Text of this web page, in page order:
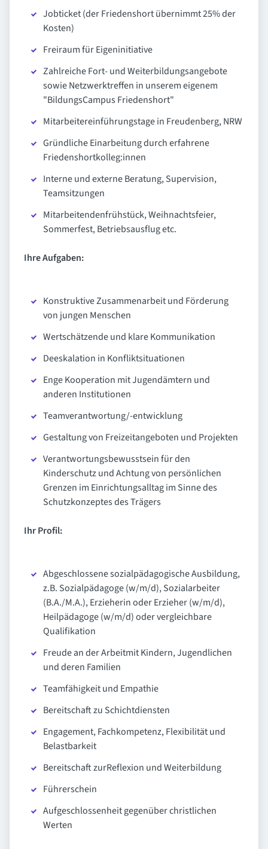
Jobticket (der Friedenshort übernimmt 25% der
Kosten)
Freiraum für Eigeninitiative
Zahlreiche Fort- und Weiterbildungsangebote
sowie Netzwerktreffen in unserem eigenem
"BildungsCampus Friedenshort"
Mitarbeitereinführungstage in Freudenberg, NRW
Gründliche Einarbeitung durch erfahrene
Friedenshortkolleg:innen
Interne und externe Beratung, Supervision,
Teamsitzungen
Mitarbeitendenfrühstück, Weihnachtsfeier,
Sommerfest, Betriebsausflug etc.
Ihre Aufgaben:
Konstruktive Zusammenarbeit und Förderung
von jungen Menschen
Wertschätzende und klare Kommunikation
Deeskalation in Konfliktsituationen
Enge Kooperation mit Jugendämtern und
anderen Institutionen
Teamverantwortung/-entwicklung
Gestaltung von Freizeitangeboten und Projekten
Verantwortungsbewusstsein für den
Kinderschutz und Achtung von persönlichen
Grenzen im Einrichtungsalltag im Sinne des
Schutzkonzeptes des Trägers
Ihr Profil:
Abgeschlossene sozialpädagogische Ausbildung,
z.B. Sozialpädagoge (w/m/d), Sozialarbeiter
(B.A./M.A.), Erzieherin oder Erzieher (w/m/d),
Heilpädagoge (w/m/d) oder vergleichbare
Qualifikation
Freude an der Arbeitmit Kindern, Jugendlichen
und deren Familien
Teamfähigkeit und Empathie
Bereitschaft zu Schichtdiensten
Engagement, Fachkompetenz, Flexibilität und
Belastbarkeit
Bereitschaft zurReflexion und Weiterbildung
Führerschein
Aufgeschlossenheit gegenüber christlichen
Werten